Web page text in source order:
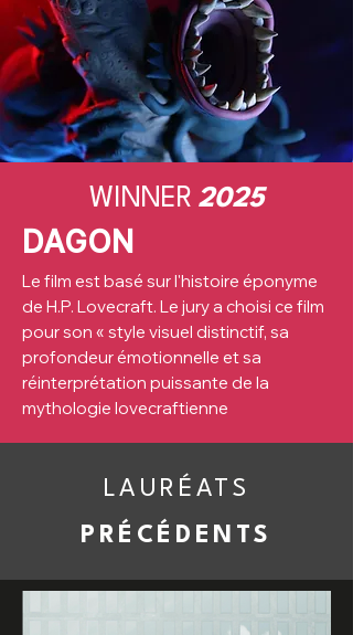
WINNER 2025
DAGON
Le film est basé sur l'histoire éponyme
de H.P. Lovecraft. Le jury a choisi ce film
pour son « style visuel distinctif, sa
profondeur émotionnelle et sa
réinterprétation puissante de la
mythologie lovecraftienne
LAURÉATS
PRÉCÉDENTS